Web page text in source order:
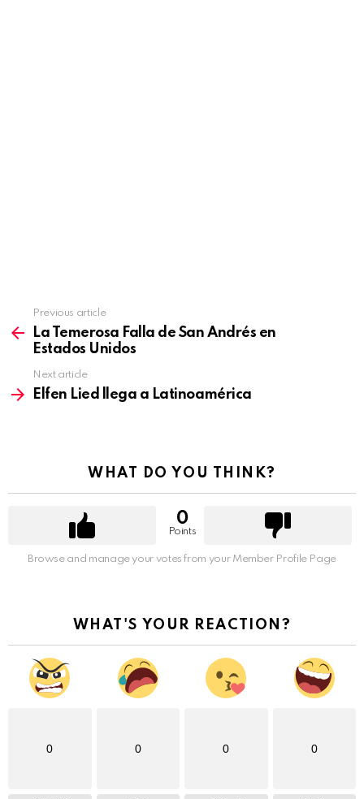
more
Previous article
La Temerosa Falla de San Andrés en
Estados Unidos
Next article
Elfen Lied llega a Latinoamérica
WHAT DO YOU THINK?
0
Points
Browse and manage your votes from your Member Profile Page
WHAT'S YOUR REACTION?
0 0 0 0